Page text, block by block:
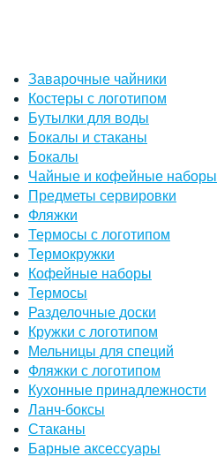
Заварочные чайники
Костеры с логотипом
Бутылки для воды
Бокалы и стаканы
Бокалы
Чайные и кофейные наборы
Предметы сервировки
Фляжки
Термосы с логотипом
Термокружки
Кофейные наборы
Термосы
Разделочные доски
Кружки с логотипом
Мельницы для специй
Фляжки с логотипом
Кухонные принадлежности
Ланч-боксы
Стаканы
Барные аксессуары